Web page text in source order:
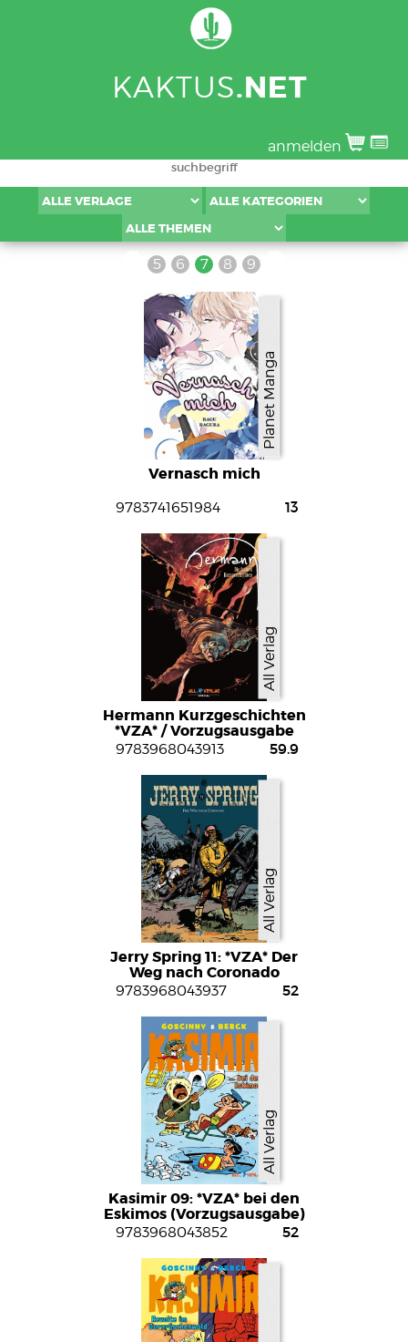
KAKTUS.NET
anmelden
5 6 7 8 9
Planet Manga
Vernasch mich
9783741651984 13
All Verlag
Hermann Kurzgeschichten
*VZA* / Vorzugsausgabe
9783968043913 59.9
All Verlag
Jerry Spring 11: *VZA* Der
Weg nach Coronado
(Vorzugsausgabe)
9783968043937 52
All Verlag
Kasimir 09: *VZA* bei den
Eskimos (Vorzugsausgabe)
9783968043852 52